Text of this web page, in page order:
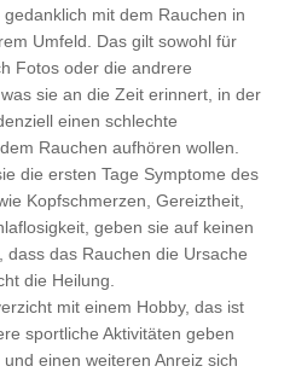
mit dem Rauchen in
Umfeld. Das gilt sowohl für
Fotos oder die andrere
sie an die Zeit erinnert, in der
einen schlechte
Rauchen aufhören wollen.
die ersten Tage Symptome des
Kopfschmerzen, Gereiztheit,
geben sie auf keinen
dass das Rauchen die Ursache
die Heilung.
mit einem Hobby, das ist
sportliche Aktivitäten geben
einen weiteren Anreiz sich